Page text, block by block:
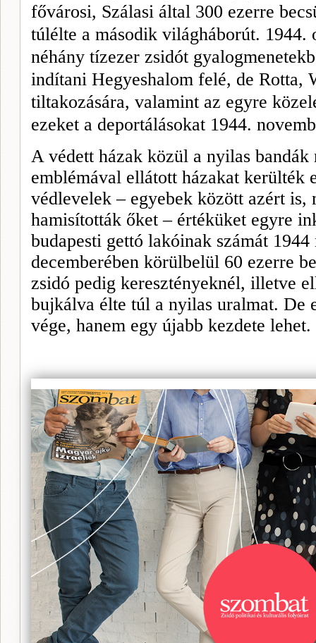
fővárosi, Szálasi által 300 ezerre
túlélte a második világháborút. 1944.
néhány tízezer zsidót
indítani Hegyeshalom felé, de Rotta,
tiltakozására, valamint az egyre
ezeket a deportálásokat 1944.
A védett házak közül a nyilas bandák
emblémával ellátott házakat kerülték
védlevelek – egyebek között azért is,
hamisították őket – értéküket egyre
budapesti gettó lakóinak számát 1944
decemberében körülbelül 60 ezerre
zsidó pedig keresztényeknél, illetve
bujkálva élte túl a nyilas uralmat. De
vége, hanem egy újabb kezdete lehet.